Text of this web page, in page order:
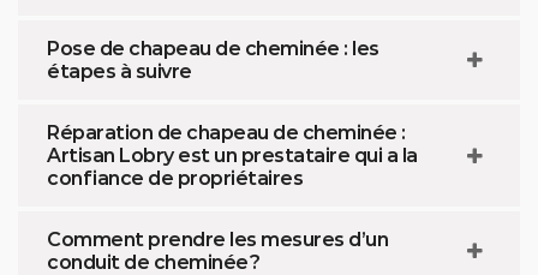
Pose de chapeau de cheminée : les
étapes à suivre
Réparation de chapeau de cheminée :
Artisan Lobry est un prestataire qui a la
confiance de propriétaires
Comment prendre les mesures d’un
conduit de cheminée ?